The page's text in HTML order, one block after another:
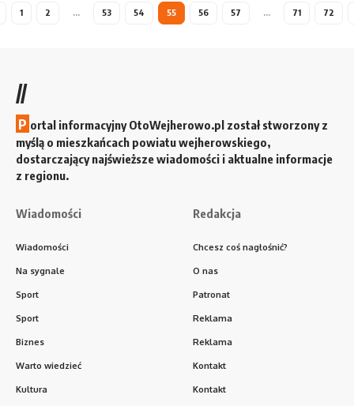
1 2 … 53 54 55 56 57 … 71 72
//
P ortal informacyjny OtoWejherowo.pl został stworzony z
myślą o mieszkańcach powiatu wejherowskiego,
dostarczający najświeższe wiadomości i aktualne informacje
z regionu.
Wiadomości
Wiadomości
Na sygnale
Sport
Sport
Biznes
Warto wiedzieć
Kultura
Redakcja
Chcesz coś nagłośnić?
O nas
Patronat
Reklama
Reklama
Kontakt
Kontakt